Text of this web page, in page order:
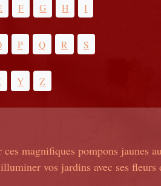
F G H I
P Q R S
Y Z
magnifiques pompons jaunes
vos jardins avec ses fleurs